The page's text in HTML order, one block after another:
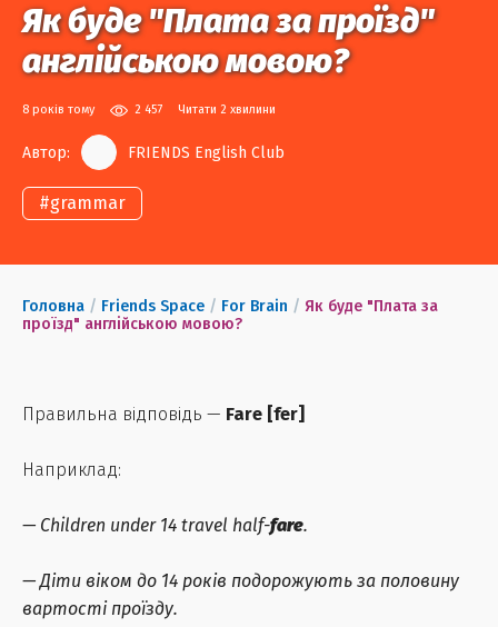
Як буде "Плата за проїзд"
англійською мовою?
8 років тому 2 457 Читати 2 хвилини
Автор: FRIENDS English Club
#grammar
Головна / Friends Space / For Brain / Як буде "Плата за
проїзд" англійською мовою?
Правильна відповідь — Fare [fer]
Наприклад:
— Children under 14 travel half-fare.
—Діти віком до 14 років подорожують за половину
вартості проїзду.